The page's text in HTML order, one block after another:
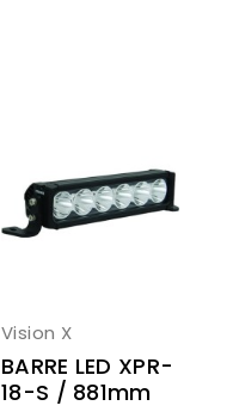
Vision X
BARRE LED XPR-
18-S / 881mm